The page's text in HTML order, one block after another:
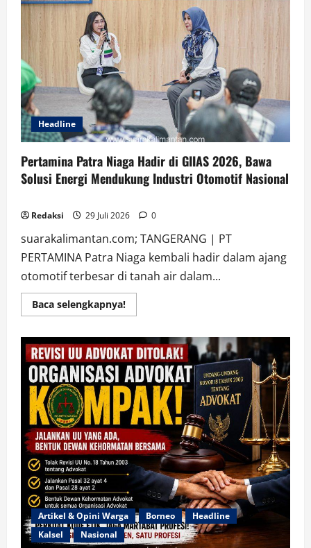
UMKM
Binaan
Tampil
di
Indonesia
Fashion
2026
Headline
Pertamina Patra Niaga Hadir di GIIAS 2026, Bawa
Solusi Energi Mendukung Industri Otomotif Nasional
Redaksi 29 Juli 2026 0
suarakalimantan.com; TANGERANG | PT
PERTAMINA Patra Niaga kembali hadir dalam ajang
otomotif terbesar di tanah air dalam...
Baca selengkapnya!Read
more
Patra
Niaga
Hadir
di
GIIAS
2026,
Bawa
Solusi
Energi
Mendukung
Industri
Otomotif
Nasional
Artikel & Opini Warga Borneo
Headline
Kalsel
Nasional